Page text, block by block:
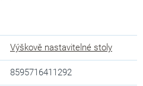
Výškově nastavitelné stoly
8595716411292